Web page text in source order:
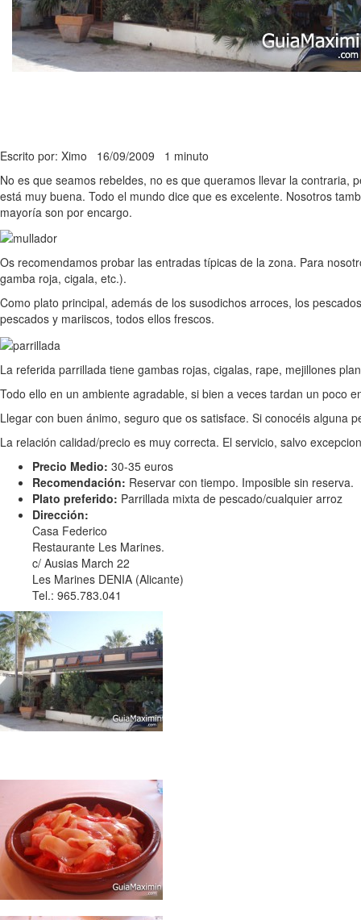
Escrito por: Ximo 16/09/2009 1 minuto
No es que seamos rebeldes, no es que queramos llevar la
está muy buena. Todo el mundo dice que es excelente. Nosotros
mayoría son por encargo.
Os recomendamos probar las entradas típicas de la zona. Para
gamba roja, cigala, etc.).
Como plato principal, además de los susodichos arroces, los
pescados y mariiscos, todos ellos frescos.
La referida parrillada tiene gambas rojas, cigalas, rape, mejillones
Todo ello en un ambiente agradable, si bien a veces tardan un poco
Llegar con buen ánimo, seguro que os satisface. Si conocéis alguna
La relación calidad/precio es muy correcta. El servicio, salvo
Precio Medio: 30-35 euros
Recomendación: Reservar con tiempo. Imposible sin reserva.
Plato preferido: Parrillada mixta de pescado/cualquier arroz
Dirección:
Casa Federico
Restaurante Les Marines.
c/ Ausias March 22
Les Marines DENIA (Alicante)
Tel.: 965.783.041